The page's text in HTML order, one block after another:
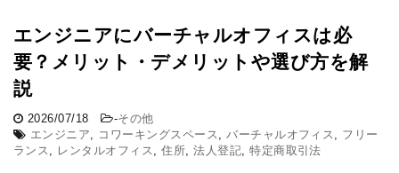
エンジニアにバーチャルオフィスは必
要？メリット・デメリットや選び方を解
説
2026/07/18 -その他
エンジニア, コワーキングスペース ,バーチャルオフィス , フリー
ランス , レンタルオフィス ,住所,法人登記,特定商取引法